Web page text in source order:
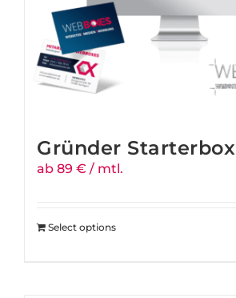
Gründer Starterbox
ab 89 € / mtl.
Select options